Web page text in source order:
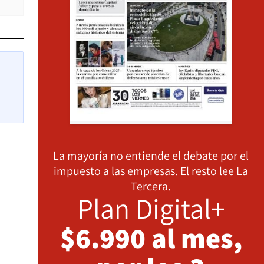
La mayoría no entiende el debate por el
impuesto a las empresas. El resto lee La
Tercera.
Plan Digital+
$6.990 al mes,